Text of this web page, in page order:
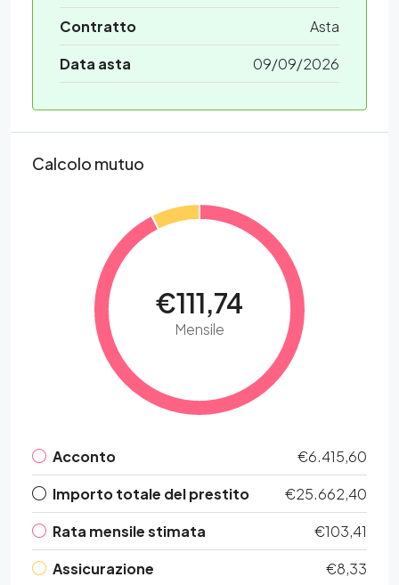
Contratto
Asta
Data asta
09/09/2026
Calcolo mutuo
€111,74
Mensile
Acconto
€6.415,60
Importo totale del prestito
€25.662,40
Rata mensile stimata
€103,41
Assicurazione
€8,33